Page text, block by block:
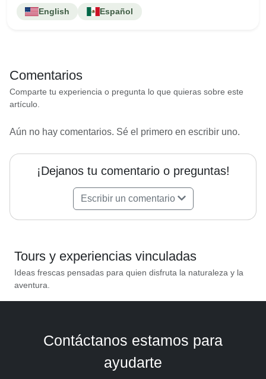
English Español
Comentarios
Comparte tu experiencia o pregunta lo que quieras sobre este
artículo.
Aún no hay comentarios. Sé el primero en escribir uno.
¡Dejanos tu comentario o preguntas!
Escribir un comentario
Tours y experiencias vinculadas
Ideas frescas pensadas para quien disfruta la naturaleza y la
aventura.
Contáctanos estamos para
ayudarte